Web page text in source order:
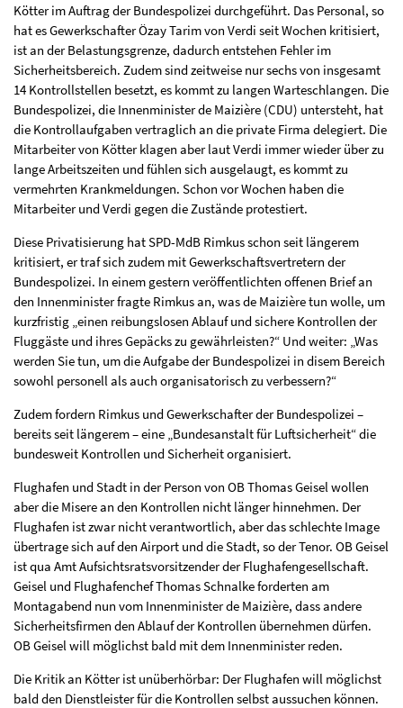
Kötter im Auftrag der Bundespolizei durchgeführt. Das Personal, so
hat es Gewerkschafter Özay Tarim von Verdi seit Wochen kritisiert,
ist an der Belastungsgrenze, dadurch entstehen Fehler im
Sicherheitsbereich. Zudem sind zeitweise nur sechs von insgesamt
14 Kontrollstellen besetzt, es kommt zu langen Warteschlangen. Die
Bundespolizei, die Innenminister de Maizière (CDU) untersteht, hat
die Kontrollaufgaben vertraglich an die private Firma delegiert. Die
Mitarbeiter von Kötter klagen aber laut Verdi immer wieder über zu
lange Arbeitszeiten und fühlen sich ausgelaugt, es kommt zu
vermehrten Krankmeldungen. Schon vor Wochen haben die
Mitarbeiter und Verdi gegen die Zustände protestiert.
Diese Privatisierung hat SPD-MdB Rimkus schon seit längerem
kritisiert, er traf sich zudem mit Gewerkschaftsvertretern der
Bundespolizei. In einem gestern veröffentlichten offenen Brief an
den Innenminister fragte Rimkus an, was de Maizière tun wolle, um
kurzfristig „einen reibungslosen Ablauf und sichere Kontrollen der
Fluggäste und ihres Gepäcks zu gewährleisten?“ Und weiter: „Was
werden Sie tun, um die Aufgabe der Bundespolizei in disem Bereich
sowohl personell als auch organisatorisch zu verbessern?“
Zudem fordern Rimkus und Gewerkschafter der Bundespolizei –
bereits seit längerem – eine „Bundesanstalt für Luftsicherheit“ die
bundesweit Kontrollen und Sicherheit organisiert.
Flughafen und Stadt in der Person von OB Thomas Geisel wollen
aber die Misere an den Kontrollen nicht länger hinnehmen. Der
Flughafen ist zwar nicht verantwortlich, aber das schlechte Image
übertrage sich auf den Airport und die Stadt, so der Tenor. OB Geisel
ist qua Amt Aufsichtsratsvorsitzender der Flughafengesellschaft.
Geisel und Flughafenchef Thomas Schnalke forderten am
Montagabend nun vom Innenminister de Maizière, dass andere
Sicherheitsfirmen den Ablauf der Kontrollen übernehmen dürfen.
OB Geisel will möglichst bald mit dem Innenminister reden.
Die Kritik an Kötter ist unüberhörbar: Der Flughafen will möglichst
bald den Dienstleister für die Kontrollen selbst aussuchen können.